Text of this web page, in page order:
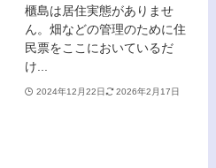
櫃島は居住実態がありませ
ん。畑などの管理のために住
民票をここにおいているだ
け...
2024年12月22日 2026年2月17日